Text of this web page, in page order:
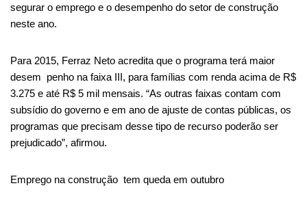
segurar o emprego e o desempenho do setor de construção
neste ano.
Para 2015, Ferraz Neto acredita que o programa terá maior
desem penho na faixa III, para famílias com renda acima de R$
3.275 e até R$ 5 mil mensais. “As outras faixas contam com
subsídio do governo e em ano de ajuste de contas públicas, os
programas que precisam desse tipo de recurso poderão ser
prejudicado”, afirmou.
Emprego na construção tem queda em outubro